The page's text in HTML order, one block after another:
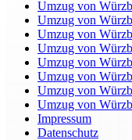
Umzug von
Umzug von
Umzug von
Umzug von
Umzug von
Umzug von
Umzug von
Umzug von
Impressum
Datenschutz